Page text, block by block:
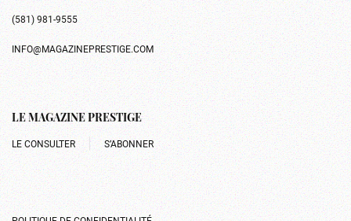
(581) 981-9555
INFO@MAGAZINEPRESTIGE.COM
LE MAGAZINE PRESTIGE
LE CONSULTER S’ABONNER